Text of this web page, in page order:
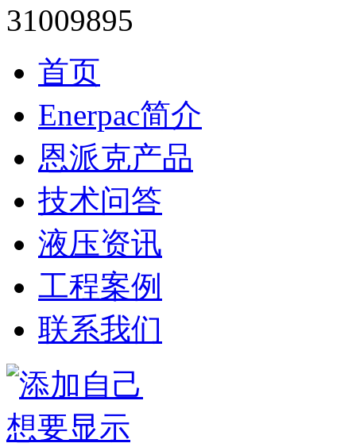
首页
Enerpac简介
恩派克产品
技术问答
液压资讯
工程案例
联系我们